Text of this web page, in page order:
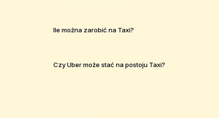
Ile można zarobić na Taxi?
Czy Uber może stać na postoju Taxi?